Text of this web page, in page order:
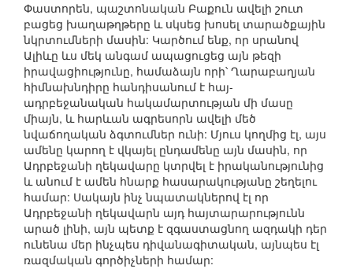
Փաստորեն, պաշտոնական Բաքուն ավելի շուտ
բացեց խաղաթղթերը և սկսեց խոսել տարածքային
նկրտումների մասին: Կարծում ենք, որ սրանով
Ալիևը ևս մեկ անգամ ապացուցեց այն թեզի
իրավացիությունը, համաձայն որի՝ Ղարաբաղյան
հիմնախնդիրը հանդիսանում է հայ-
ադրբեջանական հակամարտության մի մասը
միայն, և հարևան ագրեսորն ավելի մեծ
նվաճողական ձգտումներ ունի: Մյուս կողմից էլ, այս
ամենը կարող է վկայել ընդամենը այն մասին, որ
Ադրբեջանի ղեկավարը կտրվել է իրականությունից
և անում է ամեն հնարք հասարակությանը շեղելու
համար: Սակայն ինչ նպատակներով էլ որ
Ադրբեջանի ղեկավարն այդ հայտարարությունն
արած լինի, այն պետք է զգաստացնող ազդակի դեր
ունենա մեր ինչպես դիվանագիտական, այնպես էլ
ռազմական գործիչների համար: